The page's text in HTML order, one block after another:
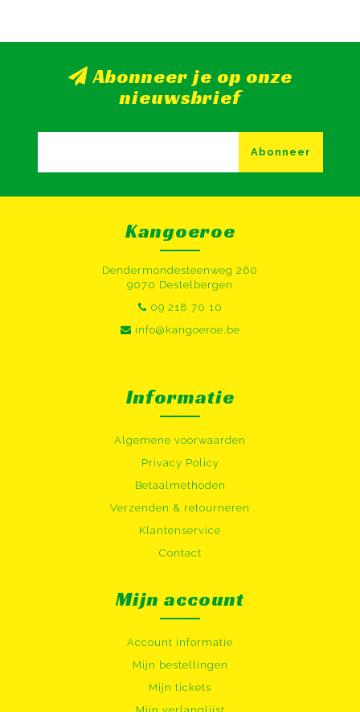
Abonneer je op onze
nieuwsbrief
Abonneer
Kangoeroe
Dendermondesteenweg 260
9070 Destelbergen
09 218 70 10
info@kangoeroe.be
Informatie
Algemene voorwaarden
Privacy Policy
Betaalmethoden
Verzenden & retourneren
Klantenservice
Contact
Mijn account
Account informatie
Mijn bestellingen
Mijn tickets